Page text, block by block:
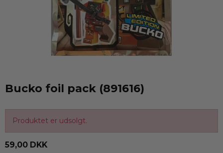
Bucko foil pack (891616)
Produktet er udsolgt.
59,00 DKK